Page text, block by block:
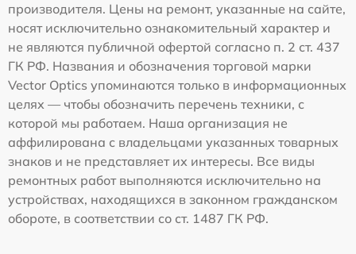
производителя. Цены на ремонт, указанные на сайте,
носят исключительно ознакомительный характер и
не являются публичной офертой согласно п. 2 ст. 437
ГК РФ. Названия и обозначения торговой марки
Vector Optics упоминаются только в информационных
целях — чтобы обозначить перечень техники, с
которой мы работаем. Наша организация не
аффилирована с владельцами указанных товарных
знаков и не представляет их интересы. Все виды
ремонтных работ выполняются исключительно на
устройствах, находящихся в законном гражданском
обороте, в соответствии со ст. 1487 ГК РФ.